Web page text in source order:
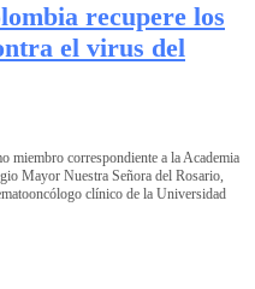
recupere los
el virus del
miembro correspondiente a la Academia
Mayor Nuestra Señora del Rosario,
clínico de la Universidad